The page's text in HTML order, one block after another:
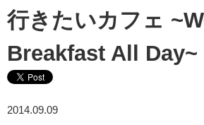
行きたいカフェ
Breakfast All Day~
2014.09.09